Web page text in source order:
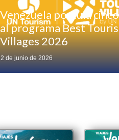
Venezuela postula
al programa Best
Villages 2026
de junio de 2026